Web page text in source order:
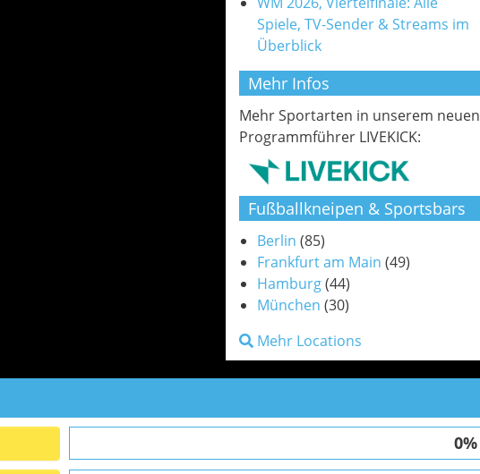
Spiele, TV-Sender & Streams im
Überblick
Mehr Infos
Mehr Sportarten in unserem neuen
Programmführer LIVEKICK:
Fußballkneipen & Sportsbars
Berlin (85)
Frankfurt am Main (49)
Hamburg(44)
München (30)
Mehr Locations
0%